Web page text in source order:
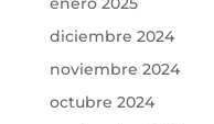
diciembre 2024
noviembre 2024
octubre 2024